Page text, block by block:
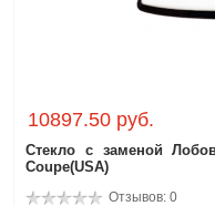
10897.50 руб.
Стекло с заменой
Coupe(USA)
Отзывов: 0